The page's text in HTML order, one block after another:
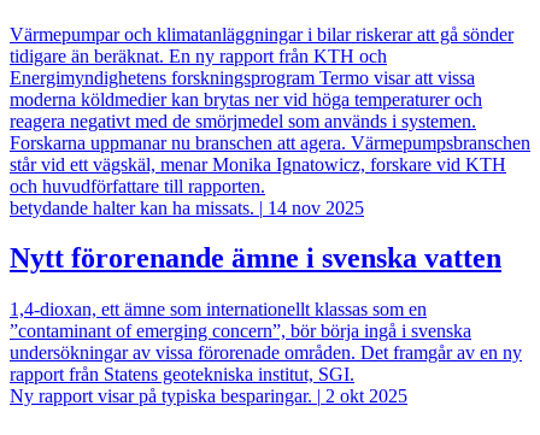
Värmepumpar och klimatanläggningar i bilar riskerar att gå sönder
tidigare än beräknat. En ny rapport från KTH och
Energimyndighetens forskningsprogram Termo visar att vissa
moderna köldmedier kan brytas ner vid höga temperaturer och
reagera negativt med de smörjmedel som används i systemen.
Forskarna uppmanar nu branschen att agera. Värmepumpsbranschen
står vid ett vägskäl, menar Monika Ignatowicz, forskare vid KTH
och huvudförfattare till rapporten.
betydande halter kan ha missats. | 14 nov 2025
Nytt förorenande ämne i svenska vatten
1,4-dioxan, ett ämne som internationellt klassas som en
”contaminant of emerging concern”, bör börja ingå i svenska
undersökningar av vissa förorenade områden. Det framgår av en ny
rapport från Statens geotekniska institut, SGI.
Ny rapport visar på typiska besparingar. | 2 okt 2025